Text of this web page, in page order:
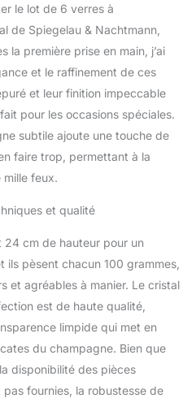
le lot de 6 verres à
de Spiegelau & Nachtmann,
la première prise en main, j’ai
et le raffinement de ces
et leur finition impeccable
pour les occasions spéciales.
subtile ajoute une touche de
faire trop, permettant à la
mille feux.
et qualité
24 cm de hauteur pour un
ils pèsent chacun 100 grammes,
et agréables à manier. Le cristal
est de haute qualité,
limpide qui met en
du champagne. Bien que
disponibilité des pièces
fournies, la robustesse de